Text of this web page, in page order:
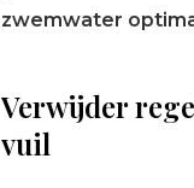
zwemwater
Verwijder
vuil